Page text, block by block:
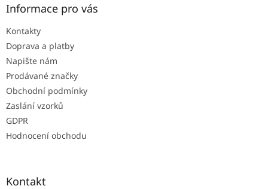
Informace pro vás
Kontakty
Doprava a platby
Napište nám
Prodávané značky
Obchodní podmínky
Zaslání vzorků
GDPR
Hodnocení obchodu
Kontakt